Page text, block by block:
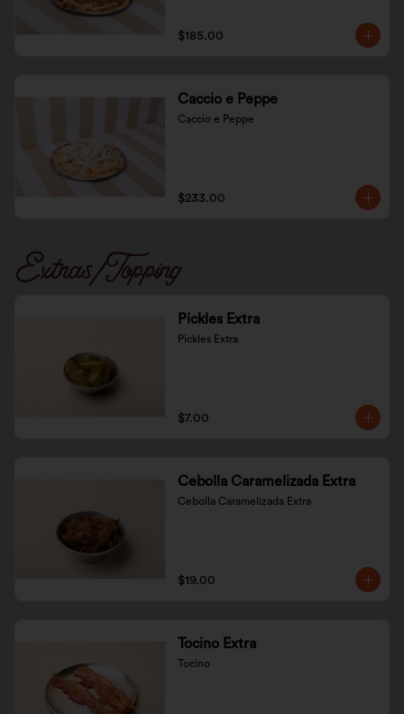
$185.00
Caccio e Peppe
Caccio e Peppe
$233.00
Extras/Topping
Pickles Extra
Pickles Extra
$7.00
Cebolla Caramelizada Extra
Cebolla Caramelizada Extra
$19.00
Tocino Extra
Tocino